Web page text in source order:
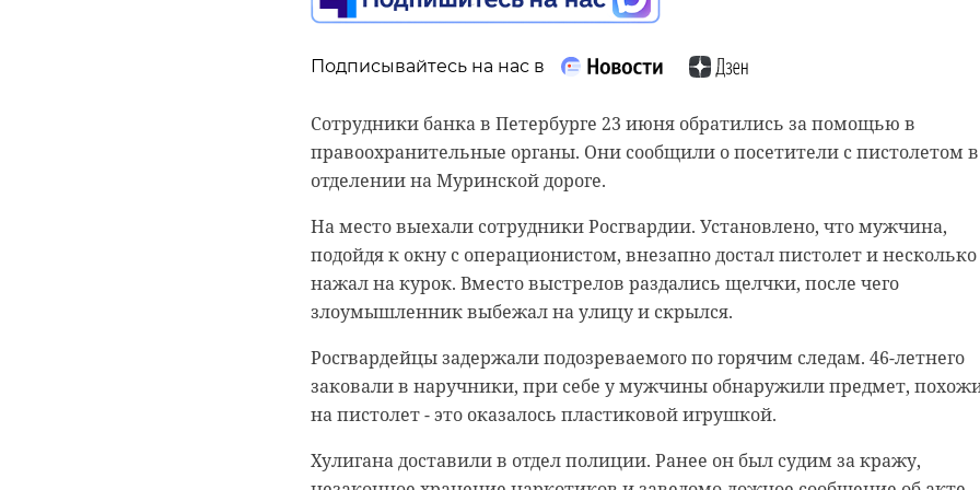
Подписывайтесь на нас в
Сотрудники банка в Петербурге 23 июня обратились за помощью в
правоохранительные органы. Они сообщили о посетители с пистолетом в
отделении на Муринской дороге.
На место выехали сотрудники Росгвардии. Установлено, что мужчина,
подойдя к окну с операционистом, внезапно достал пистолет и несколько
нажал на курок. Вместо выстрелов раздались щелчки, после чего
злоумышленник выбежал на улицу и скрылся.
Росгвардейцы задержали подозреваемого по горячим следам. 46-летнего
заковали в наручники, при себе у мужчины обнаружили предмет,
на пистолет - это оказалось пластиковой игрушкой.
Хулигана доставили в отдел полиции. Ранее он был судим за кражу,
водорослей.
Уборка позволит проводить беспрепятственную регулировку уровня воды.
Как отметил глава региона, развитие дорог - важно для экономики и
комфорта жителей. Сейчас в разной стадии готовности находятся 25
проектов: КАД-2, путепровод в Волосовском районе, развязка в Гатчине,
обход Всеволожска, реконструкция дороги СПб-Матокса, подъезд к Кудрово,
развязка с трассой "Кола" и другие.
Александр Дрозденко поручил до 2030 года принять все муниципальные
дороги из муниципальной собственности в областную. Такое решение
позволит обеспечить единый стандарт качества как по капитальному
ремонту трасс и реконструкции, так и по их содержанию.
Кроме того, область ставит в приоритет ремонт и строительство дорог
местного значения. До 2035 года хотят обеспечить двухчасовую
до всех ключевых точек региона, а также создать скоростные маршруты,
современные транспортные узлы и железнодорожные соединения.
Фото: Анастасия Илюшина\47channel